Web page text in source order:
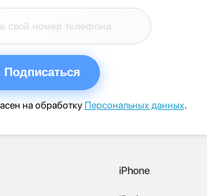
Подписаться
на обработку Персональных данных.
iPhone